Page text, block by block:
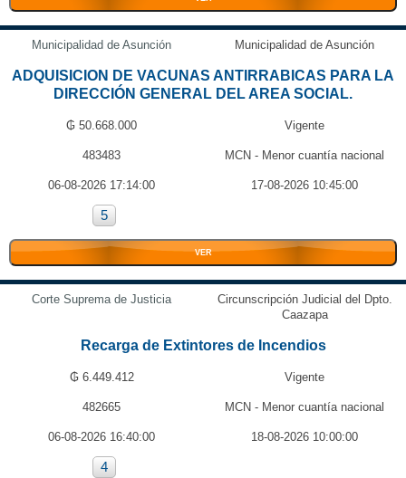
Municipalidad de Asunción Municipalidad de Asunción
ADQUISICION DE VACUNAS ANTIRRABICAS PARA LA
DIRECCIÓN GENERAL DEL AREA SOCIAL.
₲ 50.668.000 Vigente
483483 MCN - Menor cuantía nacional
06-08-2026 17:14:00 17-08-2026 10:45:00
5
VER
Corte Suprema de Justicia
Circunscripción Judicial del Dpto.
Caazapa
Recarga de Extintores de Incendios
₲ 6.449.412 Vigente
482665 MCN - Menor cuantía nacional
06-08-2026 16:40:00 18-08-2026 10:00:00
4